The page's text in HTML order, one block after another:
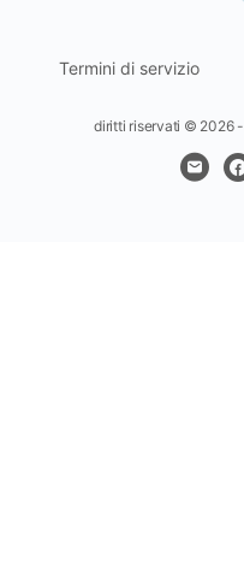
Termini di servizio
diritti riservati © 2026 -